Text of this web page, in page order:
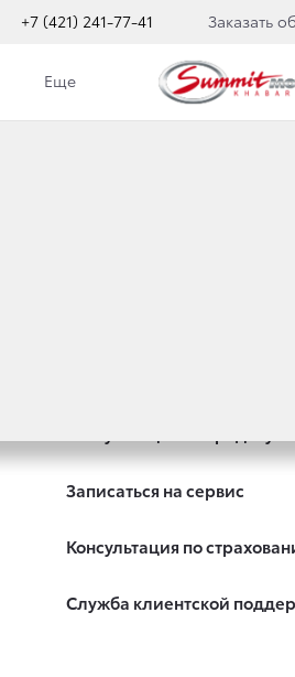
+7 (421) 241-77-41 Заказать
Еще
Записаться на сервис
Консультация по
Служба клиентской